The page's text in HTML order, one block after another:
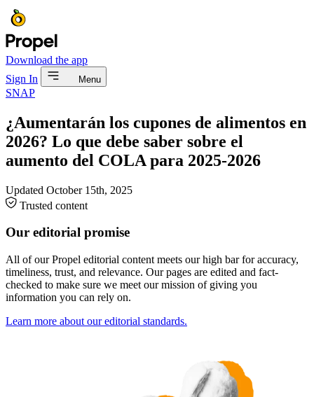
Download the app
Sign In
Menu
SNAP
¿Aumentarán los cupones de alimentos en
2026? Lo que debe saber sobre el
aumento del COLA para 2025-2026
Updated October 15th, 2025
Trusted content
Our editorial promise
All of our Propel editorial content meets our high bar for accuracy,
timeliness, trust, and relevance. Our pages are edited and fact-
checked to make sure we meet our mission of giving you
information you can rely on.
Learn more about our editorial standards.